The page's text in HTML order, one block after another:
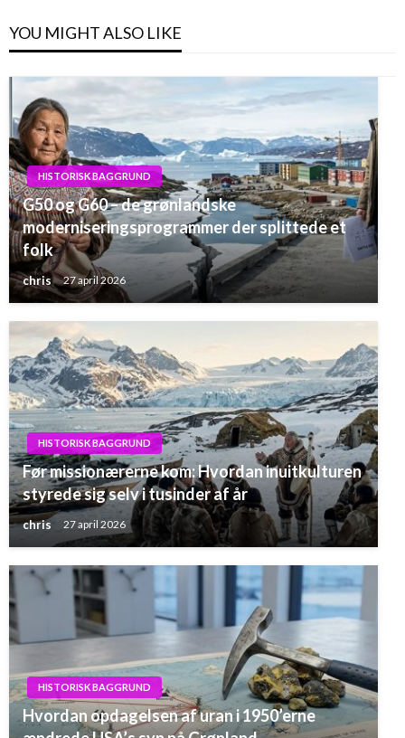
YOU MIGHT ALSO LIKE
HISTORISK BAGGRUND
G50 og G60 – de grønlandske
moderniseringsprogrammer der splittede et
folk
chris 27 april 2026
HISTORISK BAGGRUND
Før missionærerne kom: Hvordan inuitkulturen
styrede sig selv i tusinder af år
chris 27 april 2026
HISTORISK BAGGRUND
Hvordan opdagelsen af uran i 1950’erne